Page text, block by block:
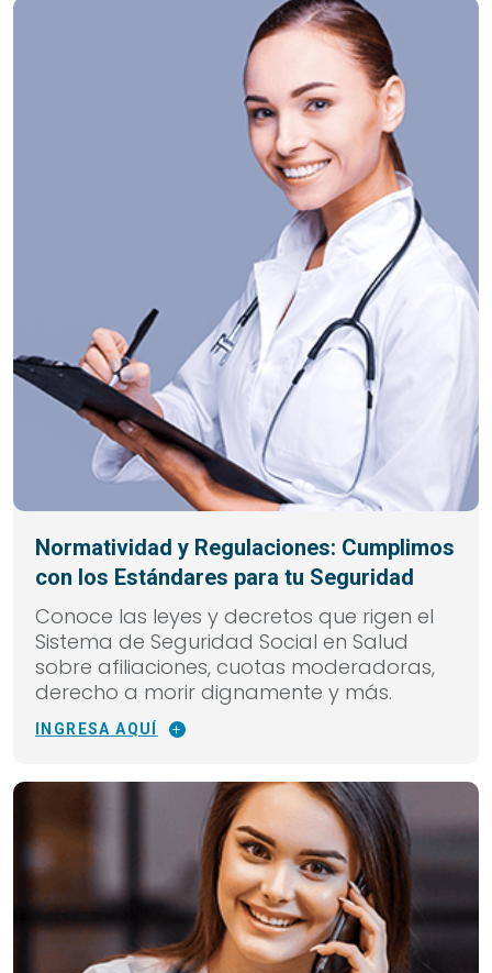
Normatividad y Regulaciones: Cumplimos
con los Estándares para tu Seguridad
Conoce las leyes y decretos que rigen el
Sistema de Seguridad Social en Salud
sobre afiliaciones, cuotas moderadoras,
derecho a morir dignamente y más.
INGRESA AQUÍ